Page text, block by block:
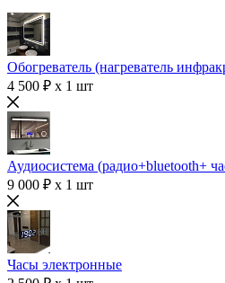
Обогреватель (нагреватель
4 500 ₽ x 1 шт
Аудиосистема (радио+bluetooth+
9 000 ₽ x 1 шт
Часы электронные